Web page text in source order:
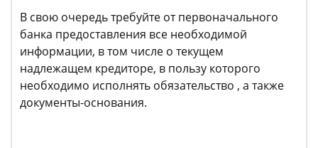
В свою очередь требуйте от первоначального
банка предоставления все необходимой
информации, в том числе о текущем
надлежащем кредиторе, в пользу которого
необходимо исполнять обязательство , а также
документы-основания.